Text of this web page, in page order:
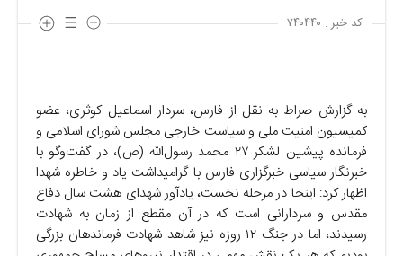
کد خبر : ۷۴۰۴۴۰
به گزارش صراط به نقل از فارس، سردار اسماعیل کوثری، عضو
کمیسیون امنیت ملی و سیاست خارجی مجلس شورای اسلامی و
فرمانده پیشین لشکر ۲۷ محمد رسول‌الله (ص)، در گفت‌و‌گو با
خبرنگار سیاسی خبرگزاری فارس با گرامیداشت یاد و خاطره شهدا
اظهار کرد: اینجا در مرحله نخست، یادآور شهدای هشت سال دفاع
مقدس و سردارانی است که در آن مقطع از زمان به شهادت
رسیدند، اما در جنگ ۱۲ روزه نیز شاهد شهادت فرماندهان بزرگی